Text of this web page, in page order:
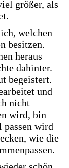
größer, als
welchen
besitzen.
heraus
dahinter.
begeistert.
und
nicht
wird, bin
passen wird
wie die